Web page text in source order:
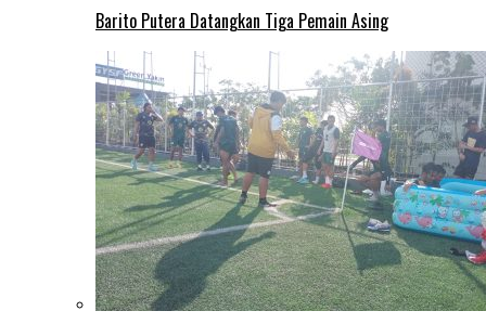
Barito Putera Datangkan Tiga Pemain Asing